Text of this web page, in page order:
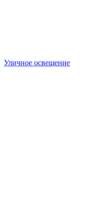
Уличное освещение